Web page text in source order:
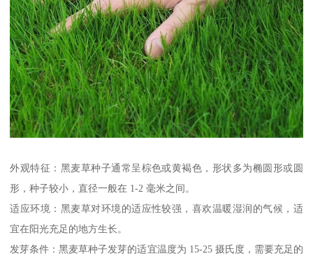
外观特征：黑麦草种子通常呈棕色或黄褐色，形状多为椭圆形或圆
形，种子较小，直径一般在 1-2 毫米之间。
适应环境：黑麦草对环境的适应性较强，喜欢温暖湿润的气候，适
宜在阳光充足的地方生长。
发芽条件：黑麦草种子发芽的适宜温度为 15-25 摄氏度，需要充足的